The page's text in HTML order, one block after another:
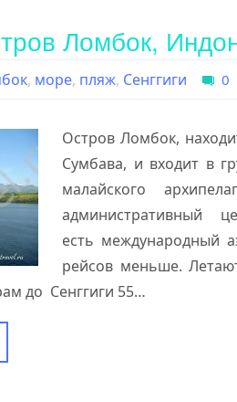
Ломбок,
, море, пляж, Сенггиги 0
Остров Ломбок,
Сумбава, и входит в
малайского
есть международный
рейсов меньше.
до Сенггиги 55…